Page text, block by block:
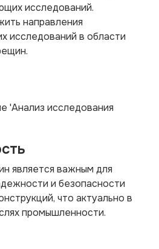
исследований.
направления
исследований в области
'Анализ исследования
является важным для
и безопасности
что актуально в
промышленности.